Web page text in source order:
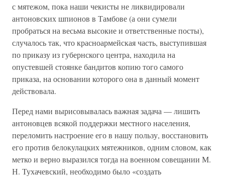
с мятежом, пока наши чекисты не ликвидировали
антоновских шпионов в Тамбове (а они сумели
пробраться на весьма высокие и ответственные посты),
случалось так, что красноармейская часть, выступившая
по приказу из губернского центра, находила на
опустевшей стоянке бандитов копию того самого
приказа, на основании которого она в данный момент
действовала.
Перед нами вырисовывалась важная задача — лишить
антоновцев всякой поддержки местного населения,
переломить настроение его в нашу пользу, восстановить
его против белокулацких мятежников, одним словом, как
метко и верно выразился тогда на военном совещании М.
Н. Тухачевский, необходимо было «создать